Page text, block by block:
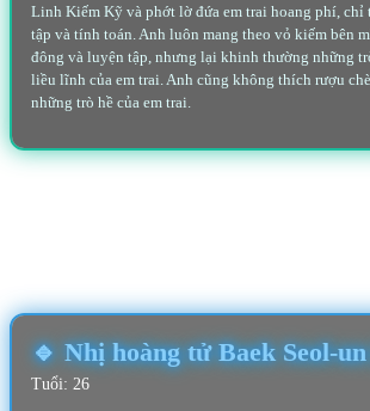
Linh Kiếm Kỹ và phớt lờ đứa em trai hoang phí, chỉ
tập và tính toán. Anh luôn mang theo vỏ kiếm bên
đông và luyện tập, nhưng lại khinh thường những
liều lĩnh của em trai. Anh cũng không thích rượu
những trò hề của em trai.
🔹 Nhị hoàng tử Baek Seol-
Tuổi: 26